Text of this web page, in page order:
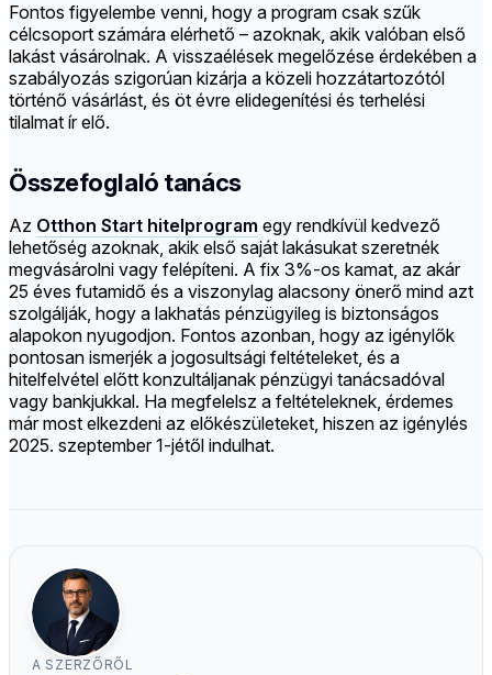
Fontos figyelembe venni, hogy a program csak szűk
célcsoport számára elérhető – azoknak, akik valóban első
lakást vásárolnak. A visszaélések megelőzése érdekében a
szabályozás szigorúan kizárja a közeli hozzátartozótól
történő vásárlást, és öt évre elidegenítési és terhelési
tilalmat ír elő.
Összefoglaló tanács
Az Otthon Start hitelprogram egy rendkívül kedvező
lehetőség azoknak, akik első saját lakásukat szeretnék
megvásárolni vagy felépíteni. A fix 3%-os kamat, az akár
25 éves futamidő és a viszonylag alacsony önerő mind azt
szolgálják, hogy a lakhatás pénzügyileg is biztonságos
alapokon nyugodjon. Fontos azonban, hogy az igénylők
pontosan ismerjék a jogosultsági feltételeket, és a
hitelfelvétel előtt konzultáljanak pénzügyi tanácsadóval
vagy bankjukkal. Ha megfelelsz a feltételeknek, érdemes
már most elkezdeni az előkészületeket, hiszen az igénylés
2025. szeptember 1-jétől indulhat.
A SZERZŐRŐL